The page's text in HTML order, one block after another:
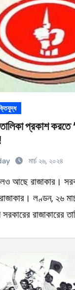
প্রকাশ করতে
মার্চ ২৬, ২০২৪
লণ্ডন, ২৬
রাজাকারের